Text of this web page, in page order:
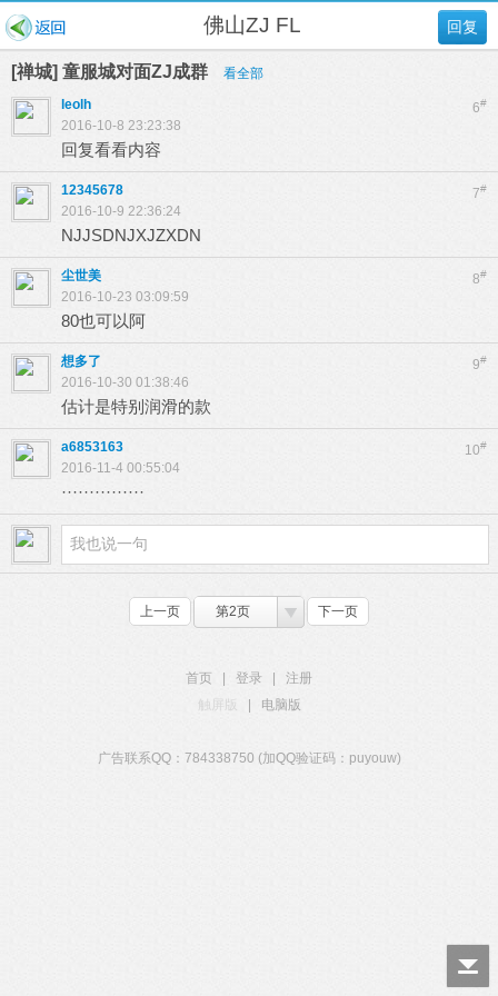
回复
佛山ZJ FL
[禅城] 童服城对面ZJ成群 看全部
6#
leolh
2016-10-8 23:23:38
回复看看内容
7#
12345678
2016-10-9 22:36:24
NJJSDNJXJZXDN
8#
尘世美
2016-10-23 03:09:59
80也可以阿
9#
想多了
2016-10-30 01:38:46
估计是特别润滑的款
10#
a6853163
2016-11-4 00:55:04
···············
上一页 第2页 下一页
首页 登录
注册
触屏版
电脑版
广告联系QQ：784338750 (加QQ验证码：puyouw)